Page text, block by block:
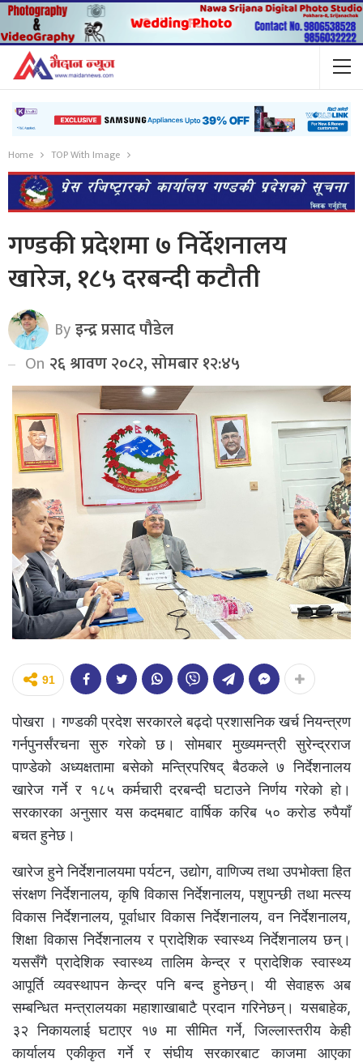
Home TOP With Image
गण्डकी प्रदेशमा ७ निर्देशनालय
खारेज, १८५ दरबन्दी कटौती
Byइन्द्र प्रसाद पौडेल
On २६ श्रावण २०८२, सोमबार १२:४५
91
पोखरा । गण्डकी प्रदेश सरकारले बढ्दो प्रशासनिक खर्च नियन्त्रण
गर्नपुनर्संरचना सुरु गरेको छ। सोमबार मुख्यमन्त्री सुरेन्द्रराज
पाण्डेको अध्यक्षतामा बसेको मन्त्रिपरिषद् बैठकले ७ निर्देशनालय
खारेज गर्ने र १८५ कर्मचारी दरबन्दी घटाउने निर्णय गरेको हो।
सरकारका अनुसार यस कदमबाट वार्षिक करिब ५० करोड रुपैयाँ
बचत हुनेछ।
खारेज हुने निर्देशनालयमा पर्यटन, उद्योग, वाणिज्य तथा उपभोक्ता हित
संरक्षण निर्देशनालय, कृषि विकास निर्देशनालय, पशुपन्छी तथा मत्स्य
विकास निर्देशनालय, पूर्वाधार विकास निर्देशनालय, वन निर्देशनालय,
शिक्षा विकास निर्देशनालय र प्रादेशिक स्वास्थ्य निर्देशनालय छन्।
यससँगै प्रादेशिक स्वास्थ्य तालिम केन्द्र र प्रादेशिक स्वास्थ्य
आपूर्ति व्यवस्थापन केन्द्र पनि बन्द हुनेछन्। यी सेवाहरू अब
सम्बन्धित मन्त्रालयका महाशाखाबाटै प्रदान गरिनेछन्। यसबाहेक,
३२ निकायलाई घटाएर १७ मा सीमित गर्ने, जिल्लास्तरीय केही
कार्यालय एकीकृत गर्ने र संघीय सरकारबाट काजमा आएका